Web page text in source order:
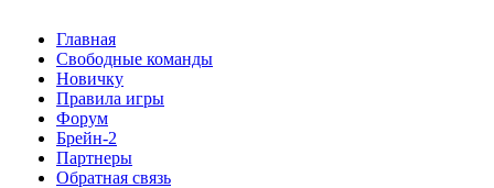
Главная
Свободные команды
Новичку
Правила игры
Форум
Брейн-2
Партнеры
Обратная связь